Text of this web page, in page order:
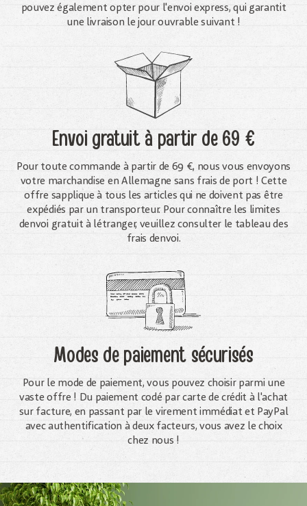
pouvez également opter pour l'envoi express, qui garantit
une livraison le jour ouvrable suivant !
Envoi gratuità partir de 69 €
Pour toute commande à partir de 69 €, nous vous envoyons
votre marchandise en Allemagne sans frais de port ! Cette
offre sapplique à tous les articles qui ne doivent pas être
expédiés par un transporteur. Pour connaître les limites
denvoi gratuit à létranger, veuillez consulter le tableau des
frais denvoi.
Modes de paiement sécurisés
Pour le mode de paiement, vous pouvez choisir parmi une
vaste offre ! Du paiement codé par carte de crédit à l'achat
sur facture, en passant par le virement immédiat et PayPal
avec authentification à deux facteurs, vous avez le choix
chez nous !